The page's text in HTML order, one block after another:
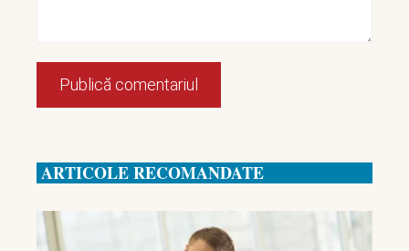
ARTICOLE RECOMANDATE